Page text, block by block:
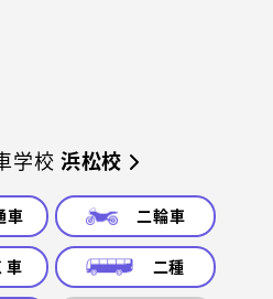
学校 浜松校
車 二輪車
車 二種